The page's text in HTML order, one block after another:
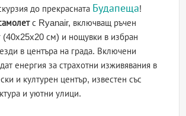
до прекрасната Будапеща!
с Ryanair, включващ ръчен
(40x25x20 см) и нощувки в избран
в центъра на града. Включени
енергия за страхотни изживявания в
и културен център, известен със
и уютни улици.